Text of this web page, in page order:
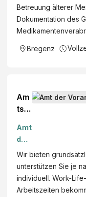
Betreuung älterer
Dokumentation des
Bregenz
Am
tsä
n
ode
r
Am
tsa
rzt
Amt
der
Vor
arlb
erg
er
Wir bieten
unterstützen Sie je
individuell. Work-
Arbeitszeiten